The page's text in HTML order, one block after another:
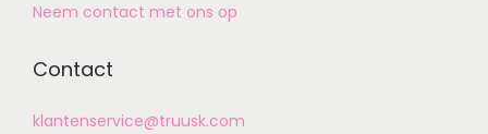
Neem contact met ons op
Contact
klantenservice@truusk.com